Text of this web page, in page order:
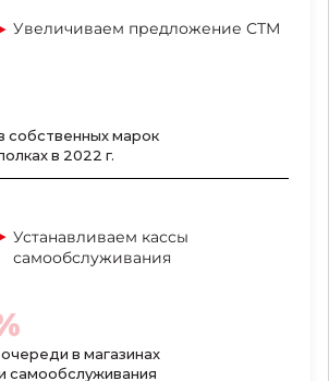
Увеличиваем предложение СТМ
собственных марок
в 2022 г.
Устанавливаем кассы
самообслуживания
в магазинах
самообслуживания